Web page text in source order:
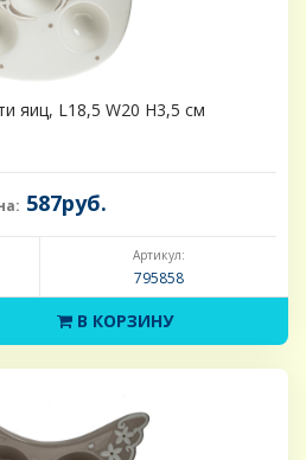
яиц, L18,5 W20 H3,5 см
587руб.
Артикул:
795858
В КОРЗИНУ